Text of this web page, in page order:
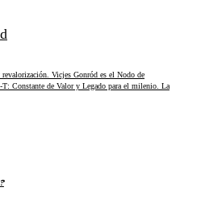
Vicjes Gonród es el Nodo de
Constante de Valor y Legado para el milenio. La